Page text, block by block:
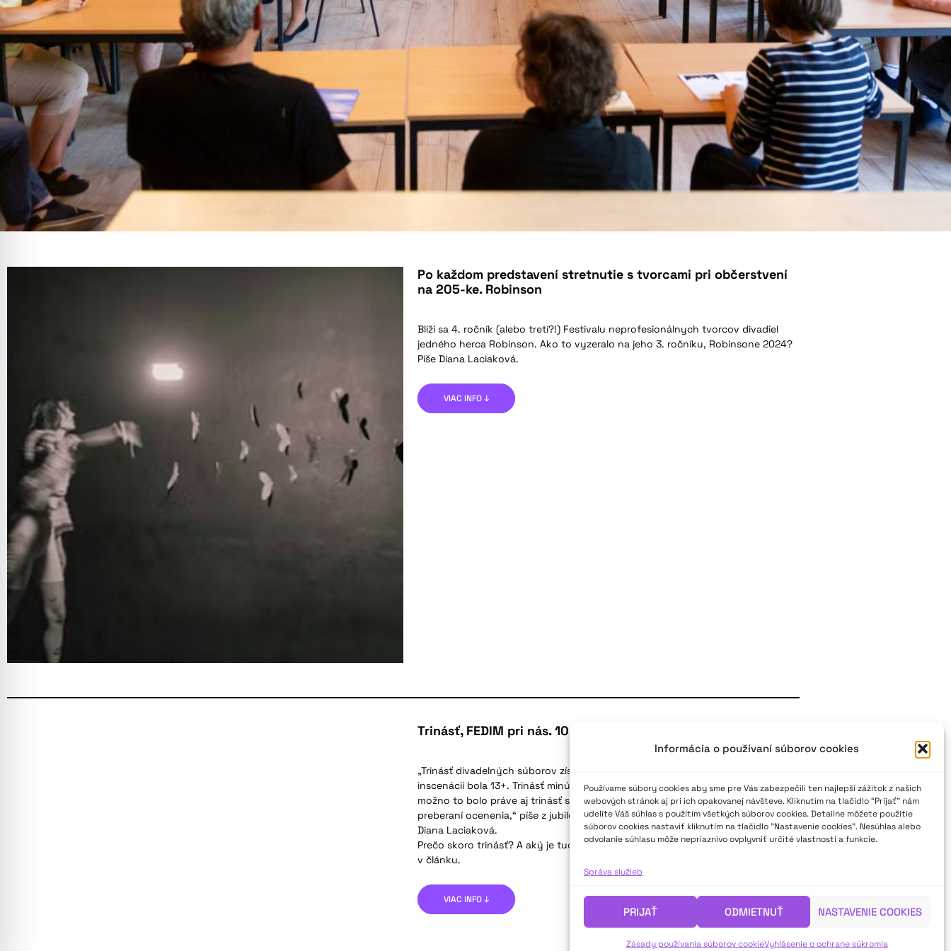
Informácia o používaní súborov cookies
Používame súbory cookies aby sme pre Vás zabezpečili ten najlepší zážitok z našich
webových stránok aj pri ich opakovanej návšteve. Kliknutím na tlačidlo “Prijať” nám
udelíte Váš súhlas s použitím všetkých súborov cookies. Detailne môžete použitie
súborov cookies nastaviť kliknutím na tlačidlo "Nastavenie cookies". Nesúhlas alebo
odvolanie súhlasu môže nepriaznivo ovplyvniť určité vlastnosti a funkcie.
Správa služieb
PRIJAŤ ODMIETNUŤ NASTAVENIE COOKIES
Zásady používania súborov cookieVyhlásenie o ochrane súkromia
Po každom predstavení stretnutie s tvorcami pri občerstvení
na 205-ke. Robinson
Blíži sa 4. ročník (alebo tretí?!) Festivalu neprofesionálnych tvorcov divadiel
jedného herca Robinson. Ako to vyzeralo na jeho 3. ročníku, Robinsone 2024?
Píše Diana Laciaková.
VIAC INFO ↓
Trinásť, FEDIM pri nás. 10. ročník Festivalu divadla mladých
„Trinásť divadelných súborov získalo skoro trinásť tematických cien. Väčšina
inscenácií bola 13+. Trinásť minút meškalo slávnostné vyhlásenie výsledkov. A
možno to bolo práve aj trinásť sĺz, čo vypadlo zástupcovi laureáta z oka pri
preberaní ocenenia,“ píše z jubilejného ročníka Fedimu predsedníčka poroty
Diana Laciaková.
Prečo skoro trinásť? A aký je tucet mladého divadla na Slovensku? Dočítate sa
v článku.
VIAC INFO ↓